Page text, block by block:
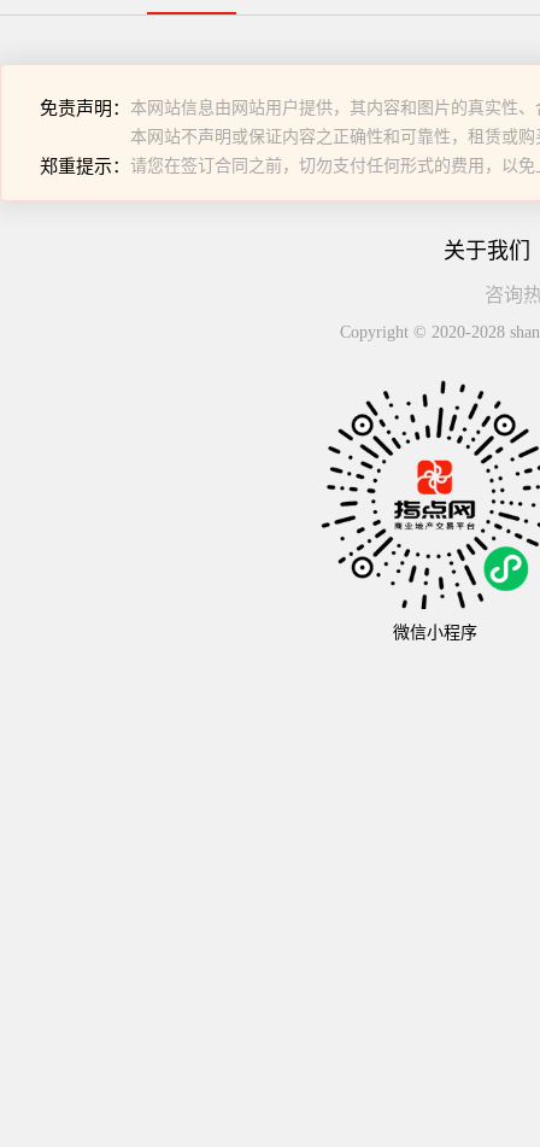
免责声明： 本网站信息由网站用户提供，其内容和图片的真实性
本网站不声明或保证内容之正确性和可靠性，租赁或
郑重提示： 请您在签订合同之前，切勿支付任何形式的费用，以免
关于我们
咨询
Copyright © 2020-2028
微信小程序